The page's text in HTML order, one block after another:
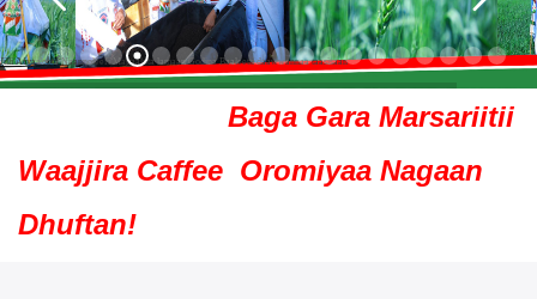
Jilli Afyaa'oota Naannoleefi Magaalota lamaan Godina Baaleetti daawwannaa taasisaan
Baga Gara Marsariitii
Waajjira Caffee Oromiyaa Nagaan
Dhuftan!